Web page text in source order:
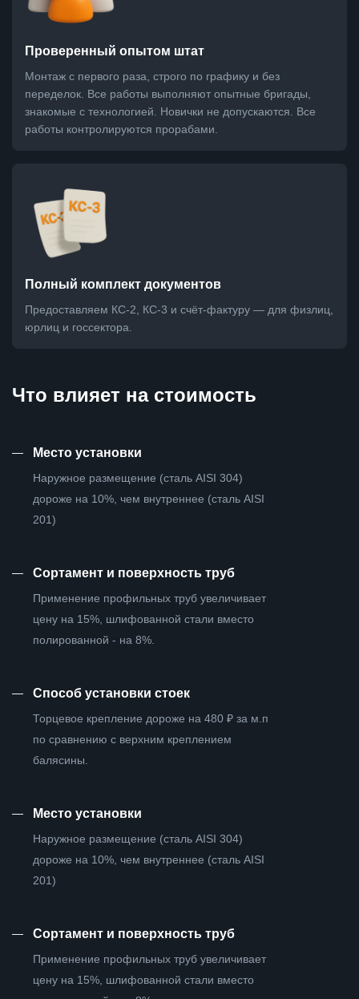
Проверенный опытом штат
Монтаж с первого раза, строго по графику и без
переделок. Все работы выполняют опытные бригады,
знакомые с технологией. Новички не допускаются. Все
работы контролируются прорабами.
Полный комплект документов
Предоставляем КС-2, КС-3 и счёт-фактуру — для физлиц,
юрлиц и госсектора.
Что влияет на стоимость
— Место установки
Наружное размещение (сталь AISI 304)
дороже на 10%, чем внутреннее (сталь AISI
201)
— Сортамент и поверхность труб
Применение профильных труб увеличивает
цену на 15%, шлифованной стали вместо
полированной - на 8%.
— Способ установки стоек
Торцевое крепление дороже на 480 ₽ за м.п
по сравнению с верхним креплением
балясины.
— Место установки
Наружное размещение (сталь AISI 304)
дороже на 10%, чем внутреннее (сталь AISI
201)
— Сортамент и поверхность труб
Применение профильных труб увеличивает
цену на 15%, шлифованной стали вместо